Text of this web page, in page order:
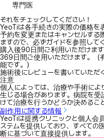
専門医
それをチェックしてください！
YeoTiは各手続きの実際の価格を
予約を変更またはキャンセルす
ますので、必ずガイドを参照して
購入後90日間ご利用いただけま
369日間ご使用いただけます。
能です。）
施術後にレビューを書いていただ
注意
個人によっては、治療や手術に
生じる場合があります。病院を
けて治療を行うかどうか決めるこ
副作用に関する情報
YeoTiは提携クリニックと個人会
ステムを提供しており、すべての
断に基づいて直接提供します。